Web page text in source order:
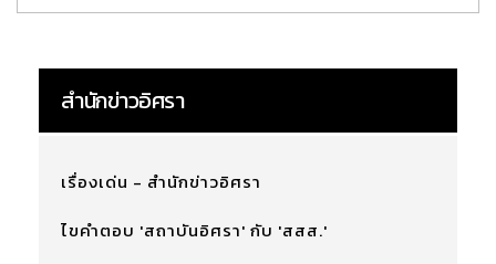
สำนักข่าวอิศรา
เรื่องเด่น - สำนักข่าวอิศรา
ไขคำตอบ 'สถาบันอิศรา' กับ 'สสส.'